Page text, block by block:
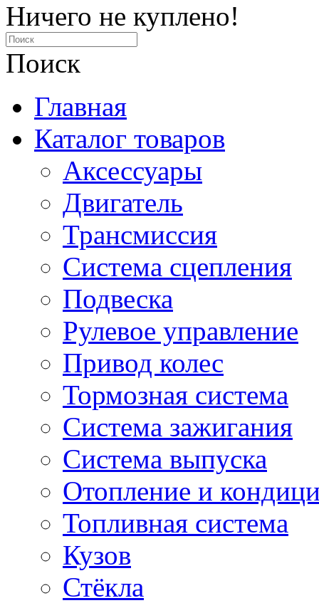
Ничего не куплено!
Поиск
Главная
Каталог товаров
Аксессуары
Двигатель
Трансмиссия
Система сцепления
Подвеска
Рулевое управление
Привод колес
Тормозная система
Система зажигания
Система выпуска
Отопление и
Топливная система
Кузов
Стёкла